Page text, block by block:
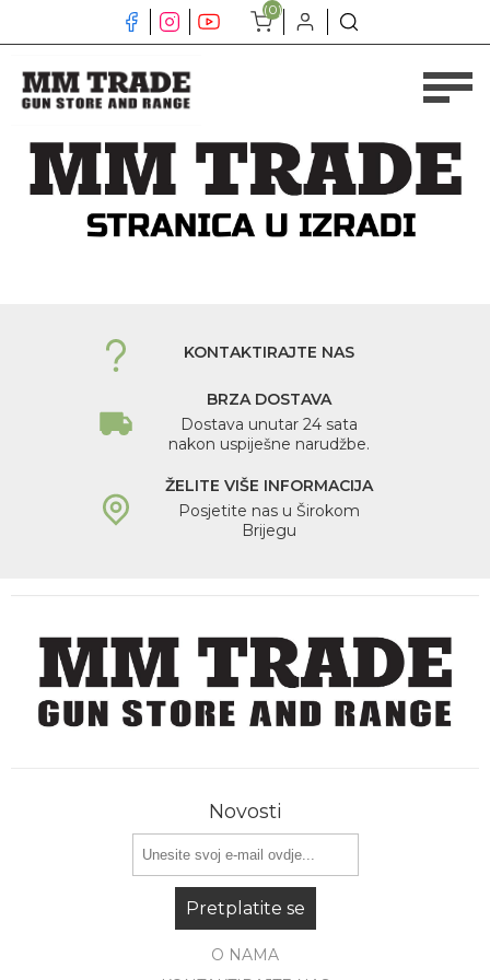
(0)
KONTAKTIRAJTE NAS
BRZA DOSTAVA
Dostava unutar 24 sata
nakon uspiješne narudžbe.
ŽELITE VIŠE INFORMACIJA
Posjetite nas u Širokom
Brijegu
Novosti
Pretplatite se
O NAMA